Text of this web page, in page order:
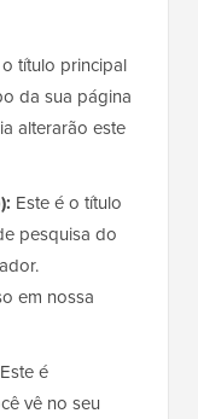
título principal
da sua página
alterarão este
Este é o título
pesquisa do
em nossa
Este é
vê no seu